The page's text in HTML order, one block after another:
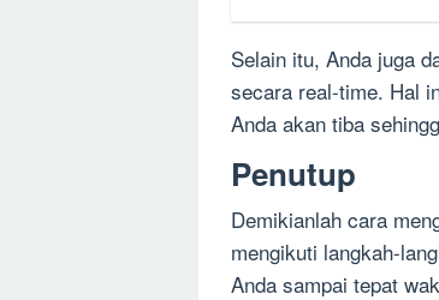
Selain itu, Anda juga
secara real-time. Hal
Anda akan tiba
Penutup
Demikianlah cara
mengikuti langkah-
Anda sampai tepat